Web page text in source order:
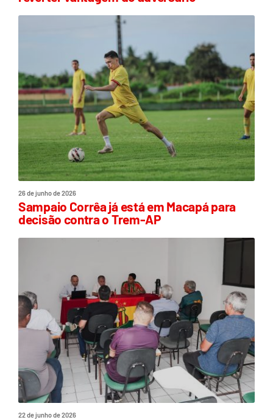
26 de junho de 2026
Sampaio Corrêa já está em Macapá para
decisão contra o Trem-AP
22 de junho de 2026